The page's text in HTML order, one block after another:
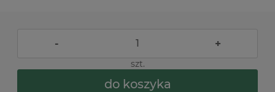
- +
szt.
do koszyka